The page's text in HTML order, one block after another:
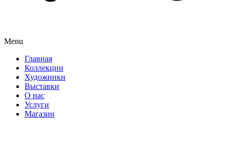
Menu
Главная
Коллекции
Художники
Выставки
О нас
Услуги
Магазин